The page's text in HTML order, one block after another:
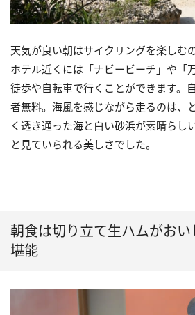
天気が良い朝はサイクリングを楽しむ
ホテル近くには「ナビービーチ」や「
徒歩や自転車で行くことができます。
者無料。海風を感じながら走るのは、
く透き通った海と白い砂浜が素晴らし
と見ていられる美しさでした。
朝食は切り立て生ハムがおい
堪能